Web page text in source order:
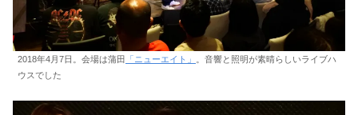
2018年4月7日。会場は蒲田 「ニューエイト」
。音響と照明が素晴らしいライブハ
ウスでした